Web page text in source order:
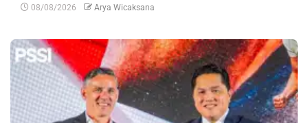
08/08/2026 Arya Wicaksana